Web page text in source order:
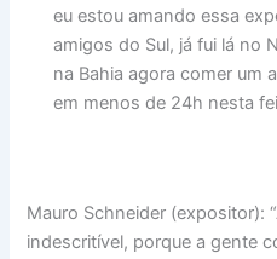
eu estou amando essa
amigos do Sul, já fui lá no
na Bahia agora comer um
em menos de 24h nesta
Mauro Schneider (expositor):
indescritível, porque a gente